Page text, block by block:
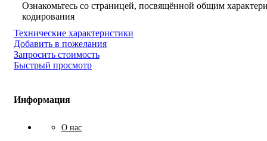
Ознакомьтесь со страницей, посвящённой общим
кодирования
Технические характеристики
Добавить в пожелания
Запросить стоимость
Быстрый просмотр
Информация
О нас